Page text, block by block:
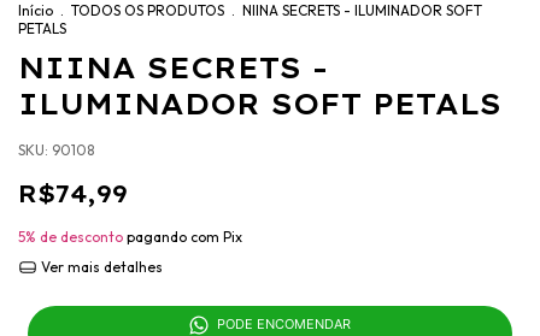
Início . TODOS OS PRODUTOS . NIINA SECRETS - ILUMINADOR SOFT
PETALS
NIINA SECRETS -
ILUMINADOR SOFT PETALS
SKU: 90108
R$74,99
5% de desconto pagando com Pix
Ver mais detalhes
PODE ENCOMENDAR